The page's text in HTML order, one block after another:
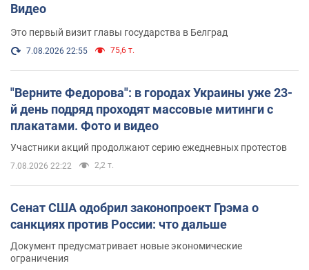
Видео
Это первый визит главы государства в Белград
7.08.2026 22:55 75,6 т.
"Верните Федорова": в городах Украины уже 23-
й день подряд проходят массовые митинги с
плакатами. Фото и видео
Участники акций продолжают серию ежедневных протестов
7.08.2026 22:22 2,2 т.
Сенат США одобрил законопроект Грэма о
санкциях против России: что дальше
Документ предусматривает новые экономические
ограничения